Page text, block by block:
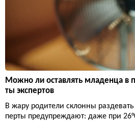
Можно ли оставлять младенца в
ты экспертов
В жару родители склонны
перты предупреждают: даже при